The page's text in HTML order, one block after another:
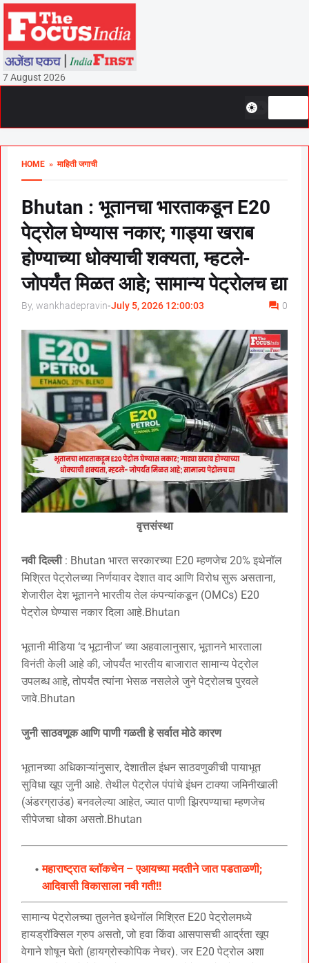
7 August 2026
HOME » माहिती जगाची
Bhutan : भूतानचा भारताकडून E20
पेट्रोल घेण्यास नकार; गाड्या खराब
होण्याच्या धोक्याची शक्यता, म्हटले-
जोपर्यंत मिळत आहे; सामान्य पेट्रोलच द्या
By, wankhadepravin-July 5, 2026 12:00:03 0
वृत्तसंस्था
नवी दिल्ली: Bhutan भारत सरकारच्या E20 म्हणजेच 20% इथेनॉल
मिश्रित पेट्रोलच्या निर्णयावर देशात वाद आणि विरोध सुरू असताना,
शेजारील देश भूतानने भारतीय तेल कंपन्यांकडून (OMCs) E20
पेट्रोल घेण्यास नकार दिला आहे.Bhutan
भूतानी मीडिया ‘द भूटानीज’ च्या अहवालानुसार, भूतानने भारताला
विनंती केली आहे की, जोपर्यंत भारतीय बाजारात सामान्य पेट्रोल
उपलब्ध आहे, तोपर्यंत त्यांना भेसळ नसलेले जुने पेट्रोलच पुरवले
जावे.Bhutan
जुनी साठवणूक आणि पाणी गळती हे सर्वात मोठे कारण
भूतानच्या अधिकाऱ्यांनुसार, देशातील इंधन साठवणुकीची पायाभूत
सुविधा खूप जुनी आहे. तेथील पेट्रोल पंपांचे इंधन टाक्या जमिनीखाली
(अंडरग्राउंड) बनवलेल्या आहेत, ज्यात पाणी झिरपण्याचा म्हणजेच
सीपेजचा धोका असतो.Bhutan
महाराष्ट्रात ब्लॉकचेन – एआयच्या मदतीने जात पडताळणी;
आदिवासी विकासाला नवी गती!!
सामान्य पेट्रोलच्या तुलनेत इथेनॉल मिश्रित E20 पेट्रोलमध्ये
हायड्रॉक्सिल ग्रुप असतो, जो हवा किंवा आसपासची आर्द्रता खूप
वेगाने शोषून घेतो (हायग्रोस्कोपिक नेचर). जर E20 पेट्रोल अशा